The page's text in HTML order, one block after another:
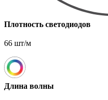
Плотность светодиодов
66 шт/м
Длина волны